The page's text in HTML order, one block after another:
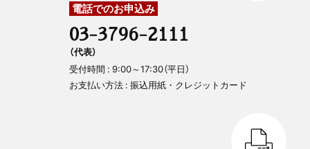
電話でのお申込み
03-3796-2111
（代表）
受付時間 : 9:00～17:30（平日）
お支払い方法 : 振込用紙・クレジットカード